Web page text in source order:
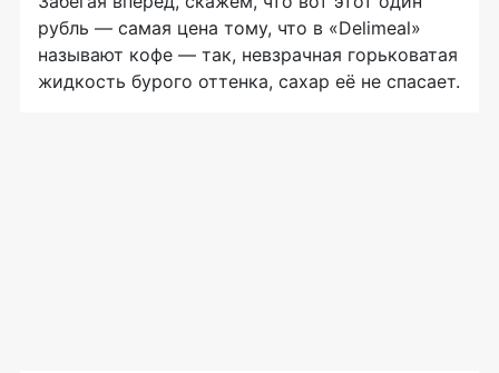
рубль — самая цена тому, что в «Delimeal»
называют кофе — так, невзрачная горьковатая
жидкость бурого оттенка, сахар её не спасает.